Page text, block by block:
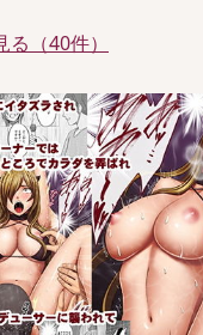
（40件）